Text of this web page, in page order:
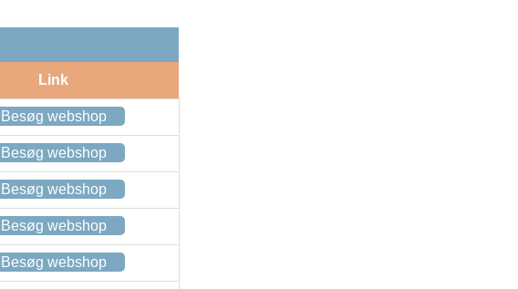
Link
Besøg webshop
Besøg webshop
Besøg webshop
Besøg webshop
Besøg webshop